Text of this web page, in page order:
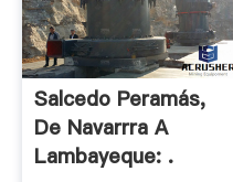
Salcedo Peramás,
De Navarrra A
Lambayeque: .